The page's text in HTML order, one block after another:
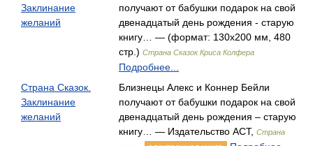
Заклинание
желаний
получают от бабушки подарок на свой
двенадцатый день рождения - старую
книгу… — (формат: 130х200 мм, 480
стр.) Страна Сказок Криса Колфера
Подробнее...
Страна Сказок.
Заклинание
желаний
Близнецы Алекс и Коннер Бейли
получают от бабушки подарок на свой
двенадцатый день рождения – старую
книгу… — Издательство АСТ, Страна